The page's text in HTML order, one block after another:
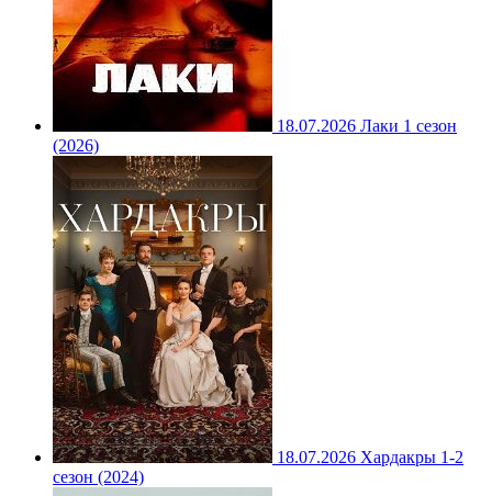
18.07.2026 Лаки 1 сезон
(2026)
18.07.2026 Хардакры 1-2
сезон (2024)